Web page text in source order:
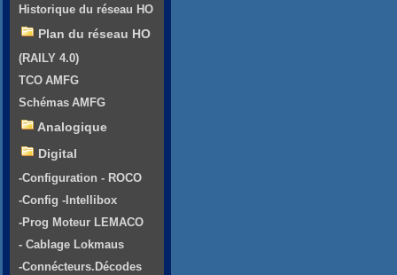
Historique du réseau HO
Plan du réseau HO
(RAILY 4.0)
TCO AMFG
Schémas AMFG
Analogique
Digital
-Configuration - ROCO
-Config -Intellibox
-Prog Moteur LEMACO
- Cablage Lokmaus
-Connécteurs.Décodes